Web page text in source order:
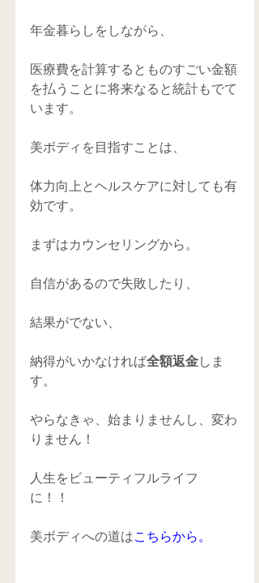
年金暮らしをしながら、
医療費を計算するとものすごい金額
を払うことに将来なると統計もでて
います。
美ボディを目指すことは、
体力向上とヘルスケアに対しても有
効です。
まずはカウンセリングから。
自信があるので失敗したり、
結果がでない、
納得がいかなければ全額返金しま
す。
やらなきゃ、始まりませんし、変わ
りません！
人生をビューティフルライフ
に！！
美ボディへの道はこちらから。